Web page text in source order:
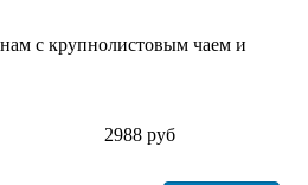
с крупнолистовым чаем и
2988 руб